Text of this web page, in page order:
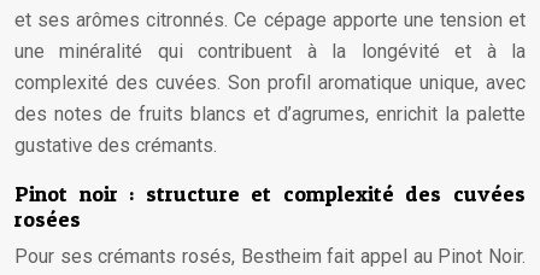
et ses arômes citronnés. Ce cépage apporte une tension et
une minéralité qui contribuent à la longévité et à la
complexité des cuvées. Son profil aromatique unique, avec
des notes de fruits blancs et d’agrumes, enrichit la palette
gustative des crémants.
Pinot noir : structure et complexité des cuvées
rosées
Pour ses crémants rosés, Bestheim fait appel au Pinot Noir.